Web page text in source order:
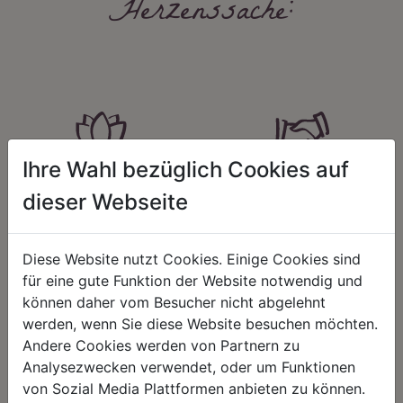
Herzenssache:
HARMONIE
Unser Sortiment steht für ein
positives Lebensgefühl. Wir
Momente für harmonische Stunden
zu Hause – den Ort, an dem
Menschen sich geborgen fühlen und
positive Energie schöpfen.
FAIRNESS
auch ein guter Preis. Wir handeln
Kalkulation, angemessene
Entlohnung und unsere
nachhaltigen, gewachsenen
Geschäftsbeziehungen.
Ihre Wahl bezüglich Cookies auf
dieser Webseite
Diese Website nutzt Cookies. Einige Cookies sind
für eine gute Funktion der Website notwendig und
können daher vom Besucher nicht abgelehnt
werden, wenn Sie diese Website besuchen möchten.
Andere Cookies werden von Partnern zu
Analysezwecken verwendet, oder um Funktionen
von Sozial Media Plattformen anbieten zu können.